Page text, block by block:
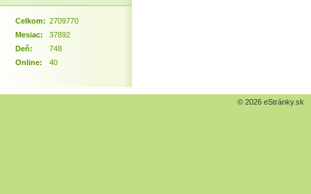
Online: 40
Celkom: 2709770
Mesiac:
37892
Deň:
748
© 2026 eStránky.sk